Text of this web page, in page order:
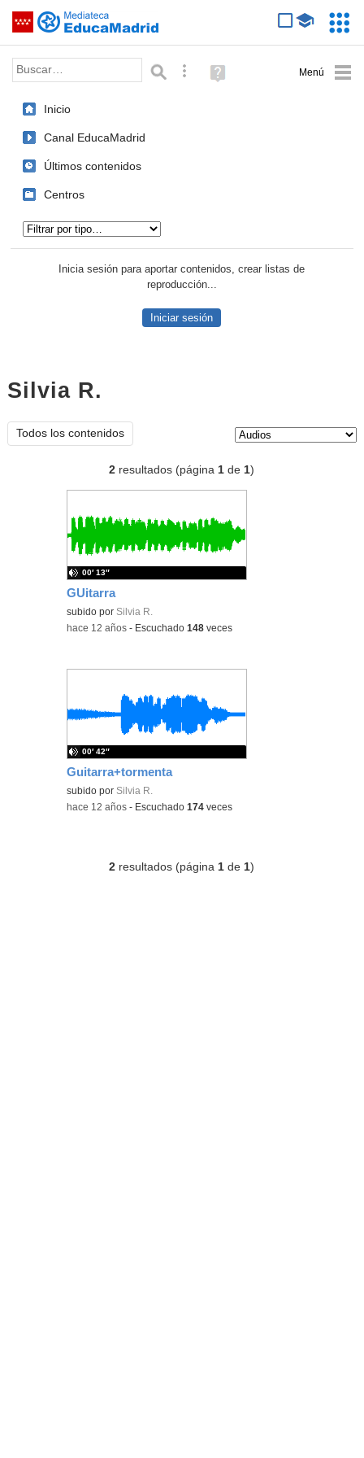
Saltar navegación
Palabra o frase: Búsqueda avanzada
Ayuda
(en
Inicio
Canal EducaMadrid
Últimos contenidos
Centros
Inicia sesión para aportar contenidos, crear listas de
reproducción...
Iniciar sesión
Silvia R.
Todos los contenidos
2 resultados (página1 de1)
GUitarra
subido por Silvia R.
00′ 13″
-hace 12 años - Escuchado148 veces
Guitarra+tormenta
subido por Silvia R.
00′ 42″
-hace 12 años - Escuchado174 veces
2 resultados (página 1 de 1)